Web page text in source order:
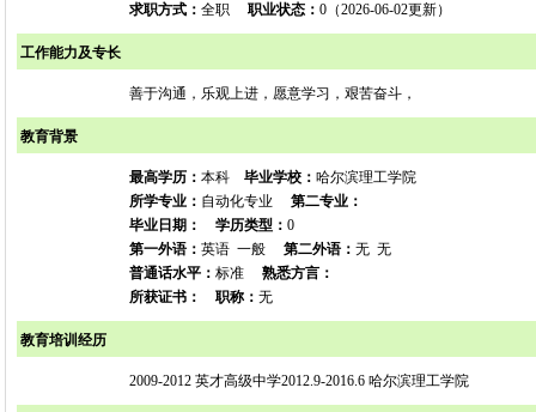
求职方式： 全职 职业状态： 0（2026-06-02更新）
工作能力及专长
善于沟通，乐观上进，愿意学习，艰苦奋斗，
教育背景
最高学历： 本科 毕业学校： 哈尔滨理工学院
所学专业： 自动化专业 第二专业：
毕业日期：
学历类型： 0
第一外语： 英语 一般 第二外语： 无 无
普通话水平： 标准 熟悉方言：
所获证书：
职称： 无
教育培训经历
2009-2012 英才高级中学2012.9-2016.6 哈尔滨理工学院